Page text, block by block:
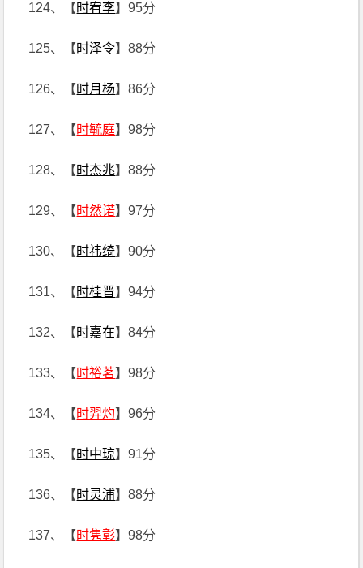
124、【时宥李】95分
125、【时泽令】88分
126、【时月杨】86分
127、【时毓庭】98分
128、【时杰兆】88分
129、【时然诺】97分
130、【时祎绮】90分
131、【时桂晋】94分
132、【时嘉在】84分
133、【时裕茗】98分
134、【时羿灼】96分
135、【时中琼】91分
136、【时灵浦】88分
137、【时隽彰】98分